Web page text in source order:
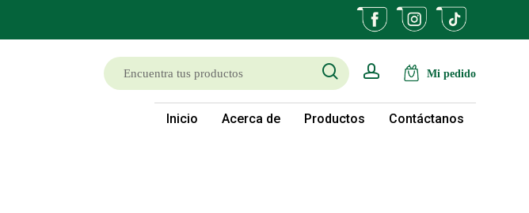
Inicio Acerca de Productos Contáctanos
searchaccount